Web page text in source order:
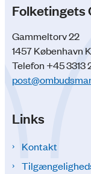
Folketingets
Gammeltorv 22
1457 København K
Telefon +45 3313
Links
Kontakt